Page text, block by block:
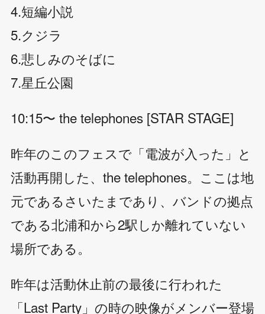
4.短編小説
5.クジラ
6.悲しみのそばに
7.星丘公園
10:15〜 the telephones [STAR STAGE]
昨年のこのフェスで「電波が入った」と
活動再開した、the telephones。ここは地
元であるさいたまであり、バンドの拠点
である北浦和から2駅しか離れていない
場所である。
昨年は活動休止前の最後に行われた
「Last Party」の時の映像がメンバー登場